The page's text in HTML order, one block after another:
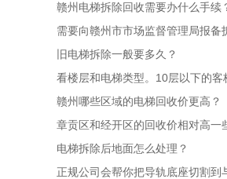
赣州电梯拆除回收需要办什么手续
需要向赣州市市场监督管理局报备
旧电梯拆除一般要多久？
看楼层和电梯类型。10层以下的客
赣州哪些区域的电梯回收价更高？
章贡区和经开区的回收价相对高一
电梯拆除后地面怎么处理？
正规公司会帮你把导轨底座切割到